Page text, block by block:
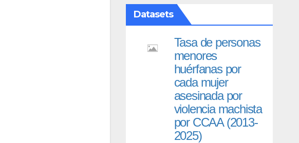
Datasets
Tasa de personas
menores
huérfanas por
cada mujer
asesinada por
violencia machista
por CCAA (2013-
2025)